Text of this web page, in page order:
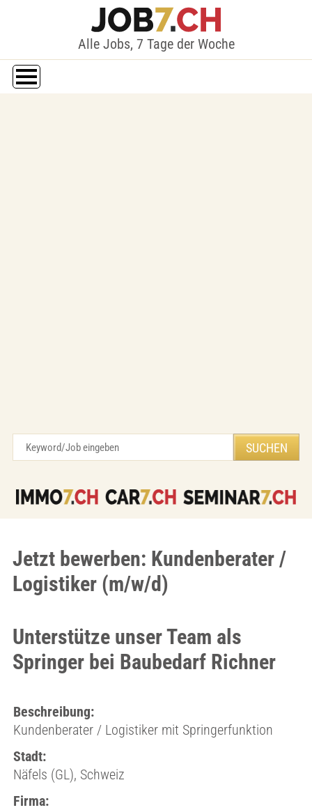
Alle Jobs, 7 Tage der Woche
Jetzt bewerben: Kundenberater /
Logistiker (m/w/d)
Unterstütze unser Team als
Springer bei Baubedarf Richner
Beschreibung:
Kundenberater / Logistiker mit Springerfunktion
Stadt:
Näfels (GL), Schweiz
Firma: